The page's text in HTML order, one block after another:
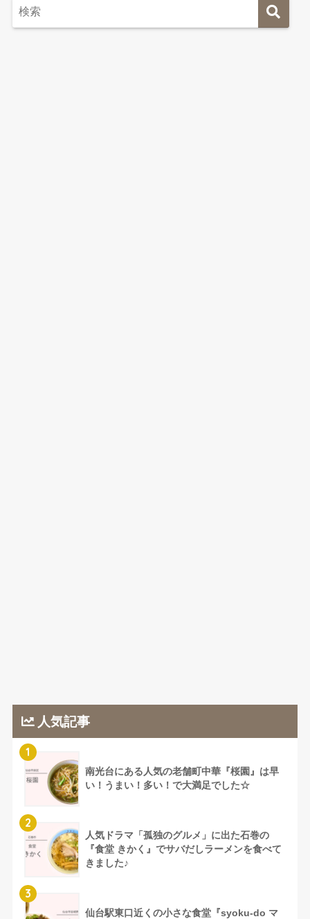
人気記事
1
南光台にある人気の老舗町中華『桜園』は早
い！うまい！多い！で大満足でした☆
2
人気ドラマ「孤独のグルメ」に出た石巻の
『食堂 きかく』でサバだしラーメンを食べて
きました♪
3
仙台駅東口近くの小さな食堂『syoku-do マ